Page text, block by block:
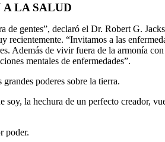
LA SALUD
de gentes”, declaró el Dr. Robert G.
recientemente. “Invitamos a las
Además de vivir fuera de la armonía
mentales de enfermedades”.
poderes sobre la tierra.
soy, la hechura de un perfecto creador,
poder.